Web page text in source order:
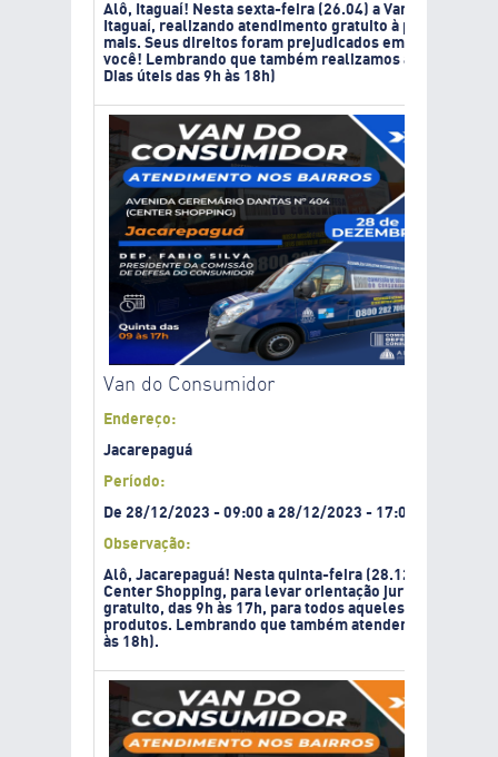
Alô, Itaguaí! Nesta sexta-feira (26.04) a Van do
Itaguaí, realizando atendimento gratuito à população.
mais. Seus direitos foram prejudicados em qualquer
você! Lembrando que também realizamos
Dias úteis das 9h às 18h)
Van do Consumidor
Endereço:
Jacarepaguá
Período:
De 28/12/2023 - 09:00 a 28/12/2023 - 17:00
Observação:
Alô, Jacarepaguá! Nesta quinta-feira (28.12) a Van do
Center Shopping, para levar orientação jurídica e ouvir
gratuito, das 9h às 17h, para todos aqueles que se
produtos. Lembrando que também atendemos pelo
às 18h).